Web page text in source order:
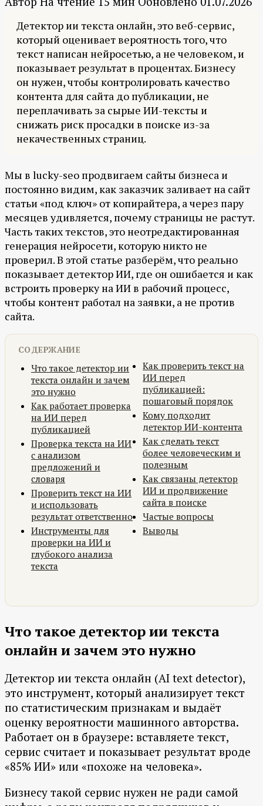
Детектор ии текста онлайн, это веб-сервис,
который оценивает вероятность того, что
текст написан нейросетью, а не человеком, и
показывает результат в процентах. Бизнесу
он нужен, чтобы контролировать качество
контента для сайта до публикации, не
переплачивать за сырые ИИ-тексты и
снижать риск просадки в поиске из-за
некачественных страниц.
Мы в lucky-seo продвигаем сайты бизнеса и
постоянно видим, как заказчик заливает на сайт
статьи «под ключ» от копирайтера, а через пару
месяцев удивляется, почему страницы не растут.
Часть таких текстов, это неотредактированная
генерация нейросети, которую никто не
проверил. В этой статье разберём, что реально
показывает детектор ИИ, где он ошибается и как
встроить проверку на ИИ в рабочий процесс,
чтобы контент работал на заявки, а не против
сайта.
СОДЕРЖАНИЕ
Что такое детектор ии
текста онлайн и зачем
это нужно
Как работает проверка
на ИИ перед
публикацией
Проверка текста на ИИ
с анализом
предложений и
словаря
Проверить текст на ИИ
и использовать
результат ответственно
Инструменты для
проверки на ИИ и
глубокого анализа
текста
Как проверить текст на
ИИ перед
публикацией:
пошаговый порядок
Кому подходит
детектор ИИ-контента
Как сделать текст
более человеческим и
полезным
Как связаны детектор
ИИ и продвижение
сайта в поиске
Частые вопросы
Выводы
Что такое детектор ии текста
онлайн и зачем это нужно
Детектор ии текста онлайн (AI text detector),
это инструмент, который анализирует текст
по статистическим признакам и выдаёт
оценку вероятности машинного авторства.
Работает он в браузере: вставляете текст,
сервис считает и показывает результат вроде
«85% ИИ» или «похоже на человека».
Бизнесу такой сервис нужен не ради самой